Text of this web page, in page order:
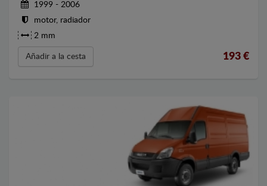
1999 - 2006
motor, radiador
2 mm
Añadir a la cesta 193 €